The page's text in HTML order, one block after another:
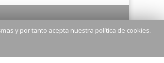
y por tanto acepta nuestra política de cookies.